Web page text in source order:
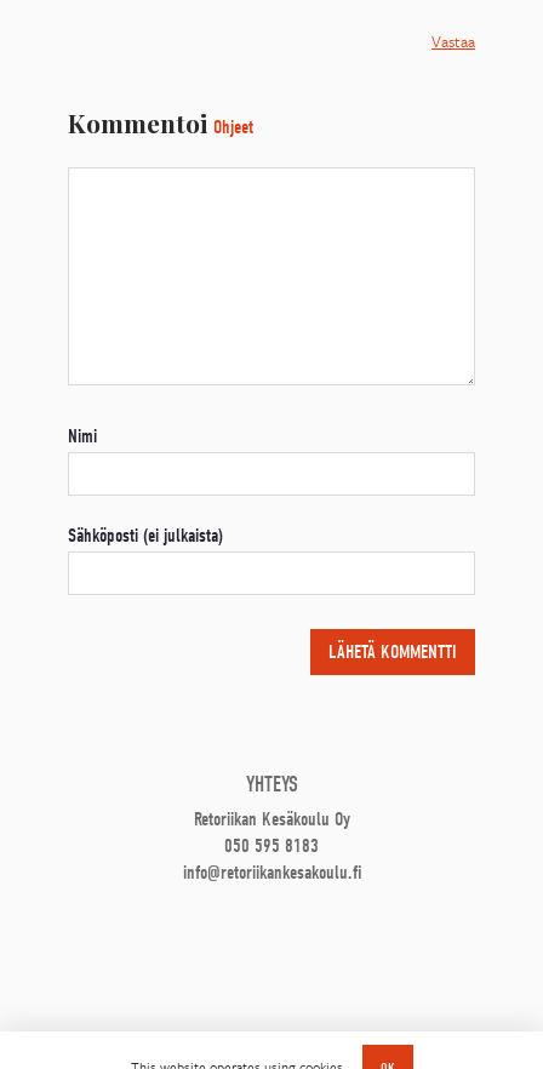
Vastaa
Kommentoi Ohjeet
Nimi
Sähköposti (ei julkaista)
YHTEYS
Retoriikan Kesäkoulu Oy
050 595 8183
info@retoriikankesakoulu.fi